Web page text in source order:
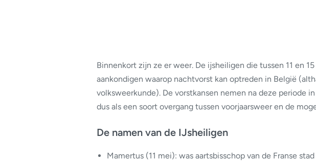
Binnenkort zijn ze er weer. De ijsheiligen die tussen 11 en
aankondigen waarop nachtvorst kan optreden in België
volksweerkunde). De vorstkansen nemen na deze periode
dus als een soort overgang tussen voorjaarsweer en de
De namen van de IJsheiligen
Mamertus (11 mei): was aartsbisschop van de Franse